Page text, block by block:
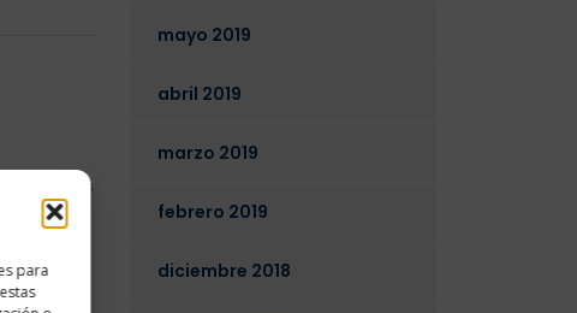
para
comentarios
mayo 2019
abril 2019
marzo 2019
febrero 2019
diciembre 2018